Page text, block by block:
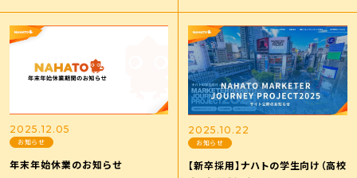
2025.12.05
お知らせ
年末年始休業のお知らせ
2025.10.22
お知らせ
【新卒採用】ナハトの学生向け（高校